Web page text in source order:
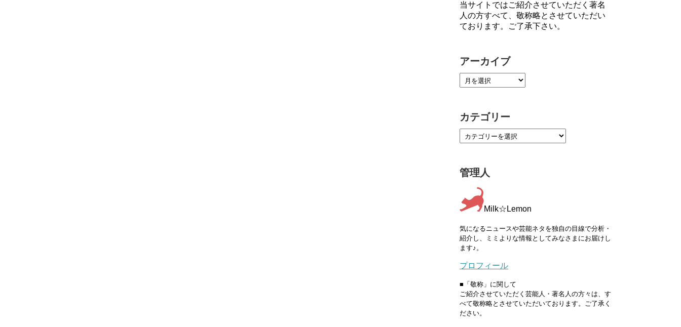
当サイトではご紹介させていただく著名
人の方すべて、敬称略とさせていただい
ております。ご了承下さい。
アーカイブ
カテゴリー
管理人
Milk☆Lemon
気になるニュースや芸能ネタを独自の目線で分析・
紹介し、ミミよりな情報としてみなさまにお届けし
ます♪。
プロフィール
■「敬称」に関して
ご紹介させていただく芸能人・著名人の方々は、す
べて敬称略とさせていただいております。ご了承く
ださい。